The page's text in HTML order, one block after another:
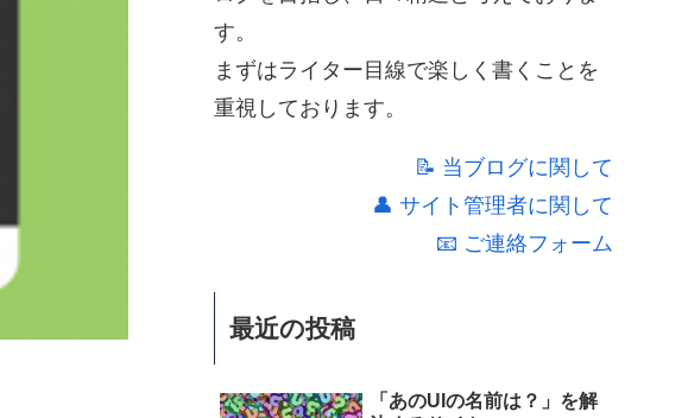
す。
まずはライター目線で楽しく書くことを
重視しております。
📝 当ブログに関して
👤 サイト管理者に関して
📧 ご連絡フォーム
最近の投稿
「あのUIの名前は？」を解